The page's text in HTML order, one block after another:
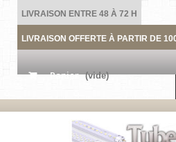
LIVRAISON ENTRE 48 À 72 H
LIVRAISON OFFERTE À PARTIR DE
Panier (vide)